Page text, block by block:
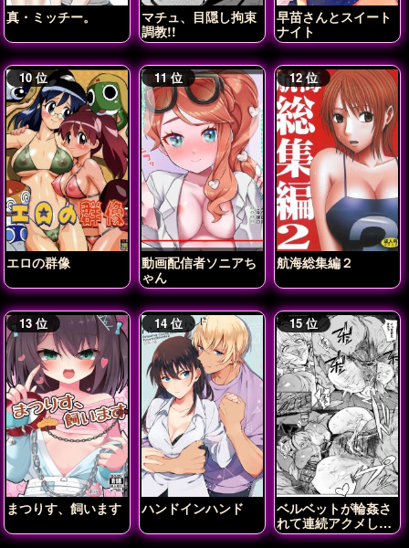
真・ミッチー。
マチュ、目隠し拘束
調教!!
早苗さんとスイート
ナイト
エロの群像
動画配信者ソニアち
ゃん
航海総集編２
まつりす、飼います ハンドインハンド
ベルベットが輪姦さ
れて連続アクメしち
ゃう!!